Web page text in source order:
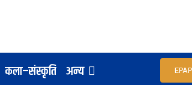
कला–संस्कृति अन्य